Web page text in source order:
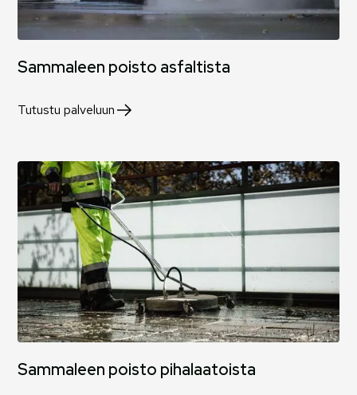
Sammaleen poisto asfaltista
Tutustu palveluun
Sammaleen poisto pihalaatoista